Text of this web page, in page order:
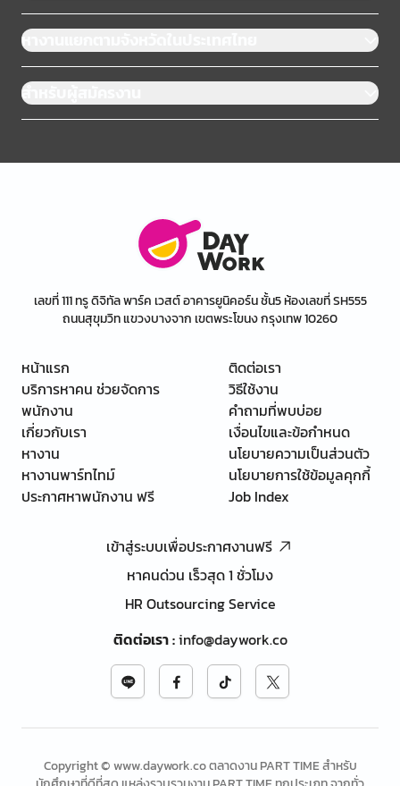
หางานแยกตามจังหวัดในประเทศไทย
สำหรับผู้สมัครงาน
เลขที่ 111 ทรู ดิจิทัล พาร์ค เวสต์ อาคารยูนิคอร์น ชั้น5 ห้องเลขที่ SH555
ถนนสุขุมวิท แขวงบางจาก เขตพระโขนง กรุงเทพ 10260
หน้าแรก
บริการหาคน ช่วยจัดการ
พนักงาน
เกี่ยวกับเรา
หางาน
หางานพาร์ทไทม์
ประกาศหาพนักงาน ฟรี
ติดต่อเรา
วิธีใช้งาน
คำถามที่พบบ่อย
เงื่อนไขและข้อกำหนด
นโยบายความเป็นส่วนตัว
นโยบายการใช้ข้อมูลคุกกี้
Job Index
เข้าสู่ระบบเพื่อประกาศงานฟรี
หาคนด่วน เร็วสุด 1 ชั่วโมง
HR Outsourcing Service
ติดต่อเรา:info@daywork.co
Copyright © www.daywork.co ตลาดงาน PART TIME สำหรับ